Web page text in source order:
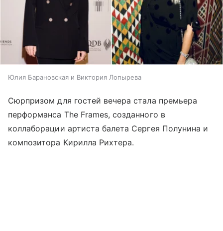
Юлия Барановская и Виктория Лопырева
Сюрпризом для гостей вечера стала премьера
перформанса The Frames, созданного в
коллаборации артиста балета Сергея Полунина и
композитора Кирилла Рихтера.